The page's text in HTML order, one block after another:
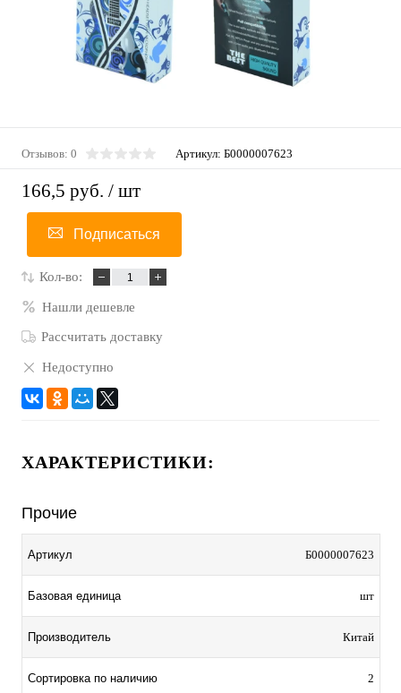
Отзывов: 0 Артикул: Б0000007623
166,5 руб. / шт
Подписаться
Кол-во:
Нашли дешевле
Рассчитать доставку
Недоступно
ХАРАКТЕРИСТИКИ:
Прочие
Артикул Б0000007623
Базовая единица шт
Производитель Китай
Сортировка по наличию 2